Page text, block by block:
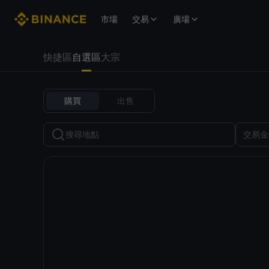
市場 交易 廣場
快捷區自選區大宗
購買 出售